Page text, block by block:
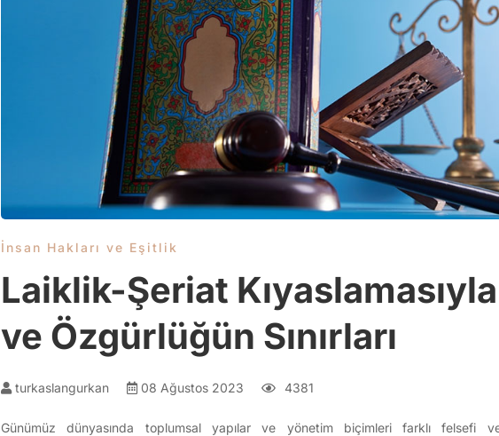
İnsan Hakları ve Eşitlik
Laiklik-Şeriat
ve Özgürlüğün Sınırları
turkaslangurkan 08 Ağustos 2023 4381
Günümüz dünyasında toplumsal yapılar ve yönetim biçimleri farklı felsefi